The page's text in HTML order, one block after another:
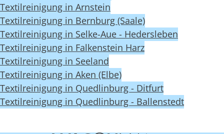
Textilreinigung in Arnstein
Textilreinigung in Bernburg (Saale)
Textilreinigung in Selke-Aue - Hedersleben
Textilreinigung in Falkenstein Harz
Textilreinigung in Seeland
Textilreinigung in Aken (Elbe)
Textilreinigung in Quedlinburg - Ditfurt
Textilreinigung in Quedlinburg - Ballenstedt